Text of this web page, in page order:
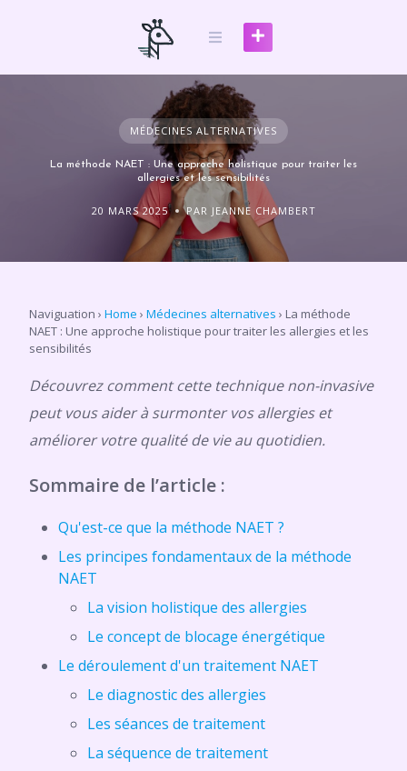
MÉDECINES ALTERNATIVES
La méthode NAET : Une approche holistique pour traiter les
allergies et les sensibilités
20 MARS 2025 PAR JEANNE CHAMBERT
Naviguation › Home › Médecines alternatives › La méthode
NAET : Une approche holistique pour traiter les allergies et les
sensibilités
Découvrez comment cette technique non-invasive
peut vous aider à surmonter vos allergies et
améliorer votre qualité de vie au quotidien.
Sommaire de l’article :
Qu'est-ce que la méthode NAET ?
Les principes fondamentaux de la méthode
NAET
La vision holistique des allergies
Le concept de blocage énergétique
Le déroulement d'un traitement NAET
Le diagnostic des allergies
Les séances de traitement
La séquence de traitement